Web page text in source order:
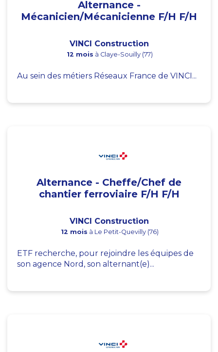
Alternance -
Mécanicien/Mécanicienne F/H F/H
VINCI Construction
12 mois à Claye-Souilly (77)
Au sein des métiers Réseaux France de VINCI...
Alternance - Cheffe/Chef de
chantier ferroviaire F/H F/H
VINCI Construction
12 mois à Le Petit-Quevilly (76)
ETF recherche, pour rejoindre les équipes de
son agence Nord, son alternant(e)...